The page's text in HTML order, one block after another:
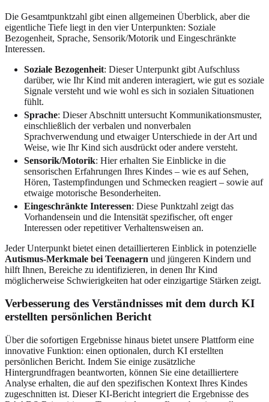
Die Gesamtpunktzahl gibt einen allgemeinen Überblick, aber die
eigentliche Tiefe liegt in den vier Unterpunkten: Soziale
Bezogenheit, Sprache, Sensorik/Motorik und Eingeschränkte
Interessen.
Soziale Bezogenheit: Dieser Unterpunkt gibt Aufschluss
darüber, wie Ihr Kind mit anderen interagiert, wie gut es soziale
Signale versteht und wie wohl es sich in sozialen Situationen
fühlt.
Sprache: Dieser Abschnitt untersucht Kommunikationsmuster,
einschließlich der verbalen und nonverbalen
Sprachverwendung und etwaiger Unterschiede in der Art und
Weise, wie Ihr Kind sich ausdrückt oder andere versteht.
Sensorik/Motorik: Hier erhalten Sie Einblicke in die
sensorischen Erfahrungen Ihres Kindes – wie es auf Sehen,
Hören, Tastempfindungen und Schmecken reagiert – sowie auf
etwaige motorische Besonderheiten.
Eingeschränkte Interessen: Diese Punktzahl zeigt das
Vorhandensein und die Intensität spezifischer, oft enger
Interessen oder repetitiver Verhaltensweisen an.
Jeder Unterpunkt bietet einen detaillierteren Einblick in potenzielle
Autismus-Merkmale bei Teenagern und jüngeren Kindern und
hilft Ihnen, Bereiche zu identifizieren, in denen Ihr Kind
möglicherweise Schwierigkeiten hat oder einzigartige Stärken zeigt.
Verbesserung des Verständnisses mit dem durch KI
erstellten persönlichen Bericht
Über die sofortigen Ergebnisse hinaus bietet unsere Plattform eine
innovative Funktion: einen optionalen, durch KI erstellten
persönlichen Bericht. Indem Sie einige zusätzliche
Hintergrundfragen beantworten, können Sie eine detailliertere
Analyse erhalten, die auf den spezifischen Kontext Ihres Kindes
zugeschnitten ist. Dieser KI-Bericht integriert die Ergebnisse des